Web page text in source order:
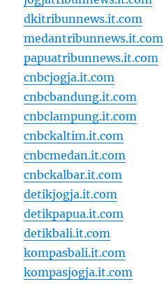
dkitribunnews.it.com
medantribunnews.it.com
papuatribunnews.it.com
cnbcjogja.it.com
cnbcbandung.it.com
cnbclampung.it.com
cnbckaltim.it.com
cnbcmedan.it.com
cnbckalbar.it.com
detikjogja.it.com
detikpapua.it.com
detikbali.it.com
kompasbali.it.com
kompasjogja.it.com